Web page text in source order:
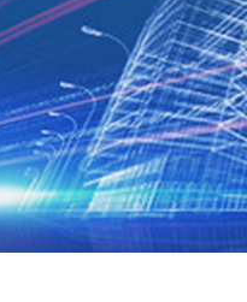
比高
服务